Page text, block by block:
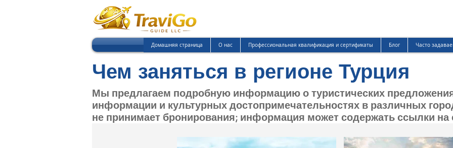
Домашняя страница О нас Профессиональная квалификация и сертификаты Блог Часто
Чем заняться в регионе Турция
Мы предлагаем подробную информацию о туристических
информации и культурных достопримечательностях в различных
не принимает бронирования; информация может содержать ссылки на